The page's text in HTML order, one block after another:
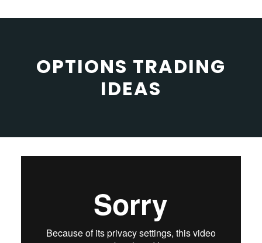
OPTIONS TRADING
IDEAS